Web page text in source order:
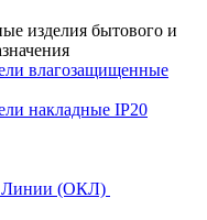
изделия бытового и
влагозащищенные
накладные IP20
Линии (ОКЛ)